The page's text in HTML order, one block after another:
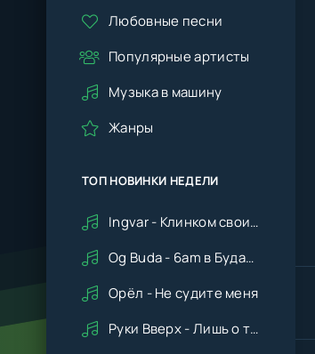
Любовные песни
Популярные артисты
Музыка в машину
Жанры
ТОП НОВИНКИ НЕДЕЛИ
Ingvar - Клинком своим ударишь ты по сердцу мне
Og Buda - 6am в Будапеште
Орёл - Не судите меня
Руки Вверх - Лишь о тебе мечтая (Remix cover Deep House)